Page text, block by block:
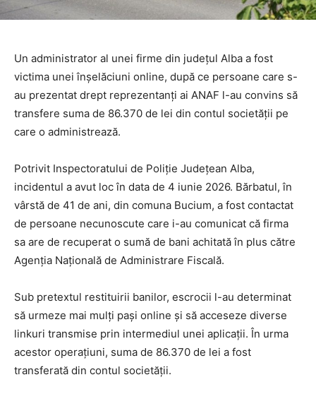
Un administrator al unei firme din județul Alba a fost
victima unei înșelăciuni online, după ce persoane care s-
au prezentat drept reprezentanți ai ANAF l-au convins să
transfere suma de 86.370 de lei din contul societății pe
care o administrează.
Potrivit Inspectoratului de Poliție Județean Alba,
incidentul a avut loc în data de 4 iunie 2026. Bărbatul, în
vârstă de 41 de ani, din comuna Bucium, a fost contactat
de persoane necunoscute care i-au comunicat că firma
sa are de recuperat o sumă de bani achitată în plus către
Agenția Națională de Administrare Fiscală.
Sub pretextul restituirii banilor, escrocii l-au determinat
să urmeze mai mulți pași online și să acceseze diverse
linkuri transmise prin intermediul unei aplicații. În urma
acestor operațiuni, suma de 86.370 de lei a fost
transferată din contul societății.